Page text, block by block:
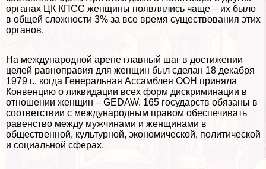
органах ЦК КПСС женщины появлялись чаще – их было
в общей сложности 3% за все время существования этих
органов.
На международной арене главный шаг в достижении
целей равноправия для женщин был сделан 18 декабря
1979 г., когда Генеральная Ассамблея ООН приняла
Конвенцию о ликвидации всех форм дискриминации в
отношении женщин – GEDAW. 165 государств обязаны в
соответствии с международным правом обеспечивать
равенство между мужчинами и женщинами в
общественной, культурной, экономической, политической
и социальной сферах.